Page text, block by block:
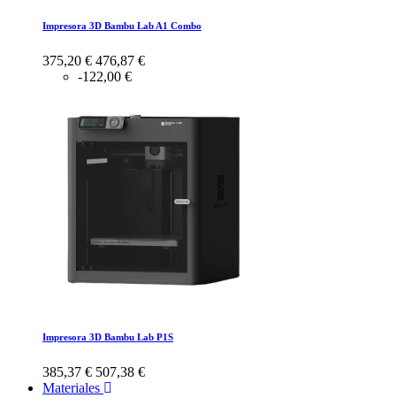
Impresora 3D Bambu Lab A1 Combo
375,20 € 476,87 €
-122,00 €
Impresora 3D Bambu Lab P1S
385,37 € 507,38 €
Materiales